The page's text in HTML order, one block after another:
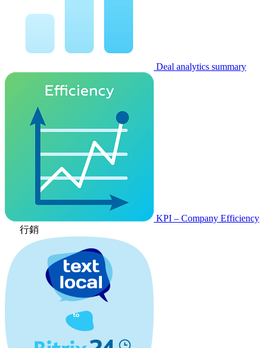
Deal analytics summary
KPI – Company Efficiency
行銷